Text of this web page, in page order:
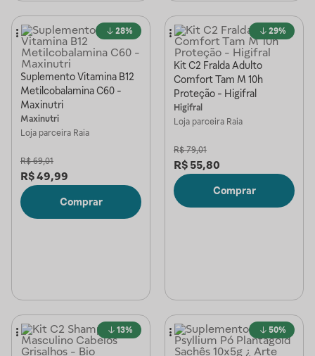
28%
Suplemento Vitamina B12
Metilcobalamina C60 -
Maxinutri
Maxinutri
Loja parceira Raia
R$ 69,01
R$49,99
Comprar
29%
Kit C2 Fralda Adulto
Comfort Tam M 10h
Proteção - Higifral
Higifral
Loja parceira Raia
R$ 79,01
R$ 55,80
Comprar
13% 50%